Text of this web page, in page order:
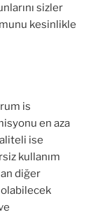
sizler
kesinlikle
is
en aza
ise
kullanım
diğer
olabilecek